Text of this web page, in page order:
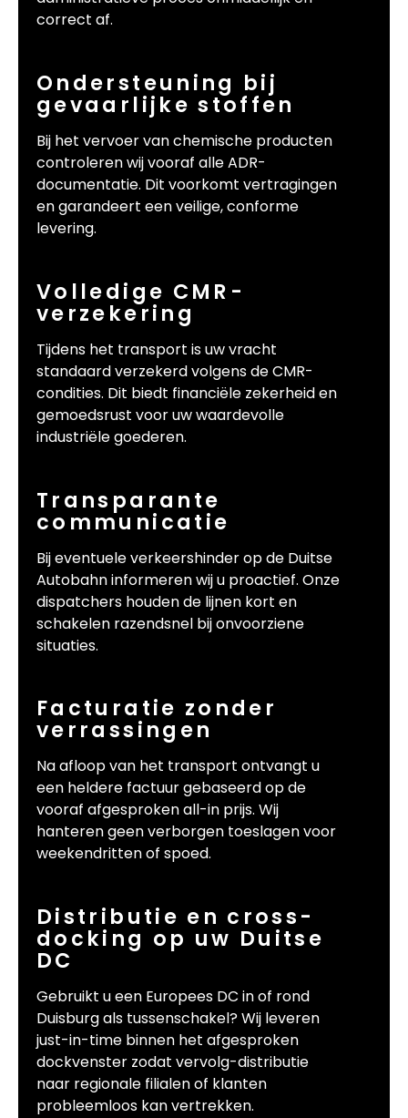
correct af.
Ondersteuning bij
gevaarlijke stoffen
Bij het vervoer van chemische producten
controleren wij vooraf alle ADR-
documentatie. Dit voorkomt vertragingen
en garandeert een veilige, conforme
levering.
Volledige CMR-
verzekering
Tijdens het transport is uw vracht
standaard verzekerd volgens de CMR-
condities. Dit biedt financiële zekerheid en
gemoedsrust voor uw waardevolle
industriële goederen.
Transparante
communicatie
Bij eventuele verkeershinder op de Duitse
Autobahn informeren wij u proactief. Onze
dispatchers houden de lijnen kort en
schakelen razendsnel bij onvoorziene
situaties.
Facturatie zonder
verrassingen
Na afloop van het transport ontvangt u
een heldere factuur gebaseerd op de
vooraf afgesproken all-in prijs. Wij
hanteren geen verborgen toeslagen voor
weekendritten of spoed.
Distributie en cross-
docking op uw Duitse
DC
Gebruikt u een Europees DC in of rond
Duisburg als tussenschakel? Wij leveren
just-in-time binnen het afgesproken
dockvenster zodat vervolg-distributie
naar regionale filialen of klanten
probleemloos kan vertrekken.